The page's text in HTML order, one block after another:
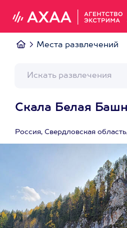
Места развлечений
Скала Белая
Россия, Свердловская